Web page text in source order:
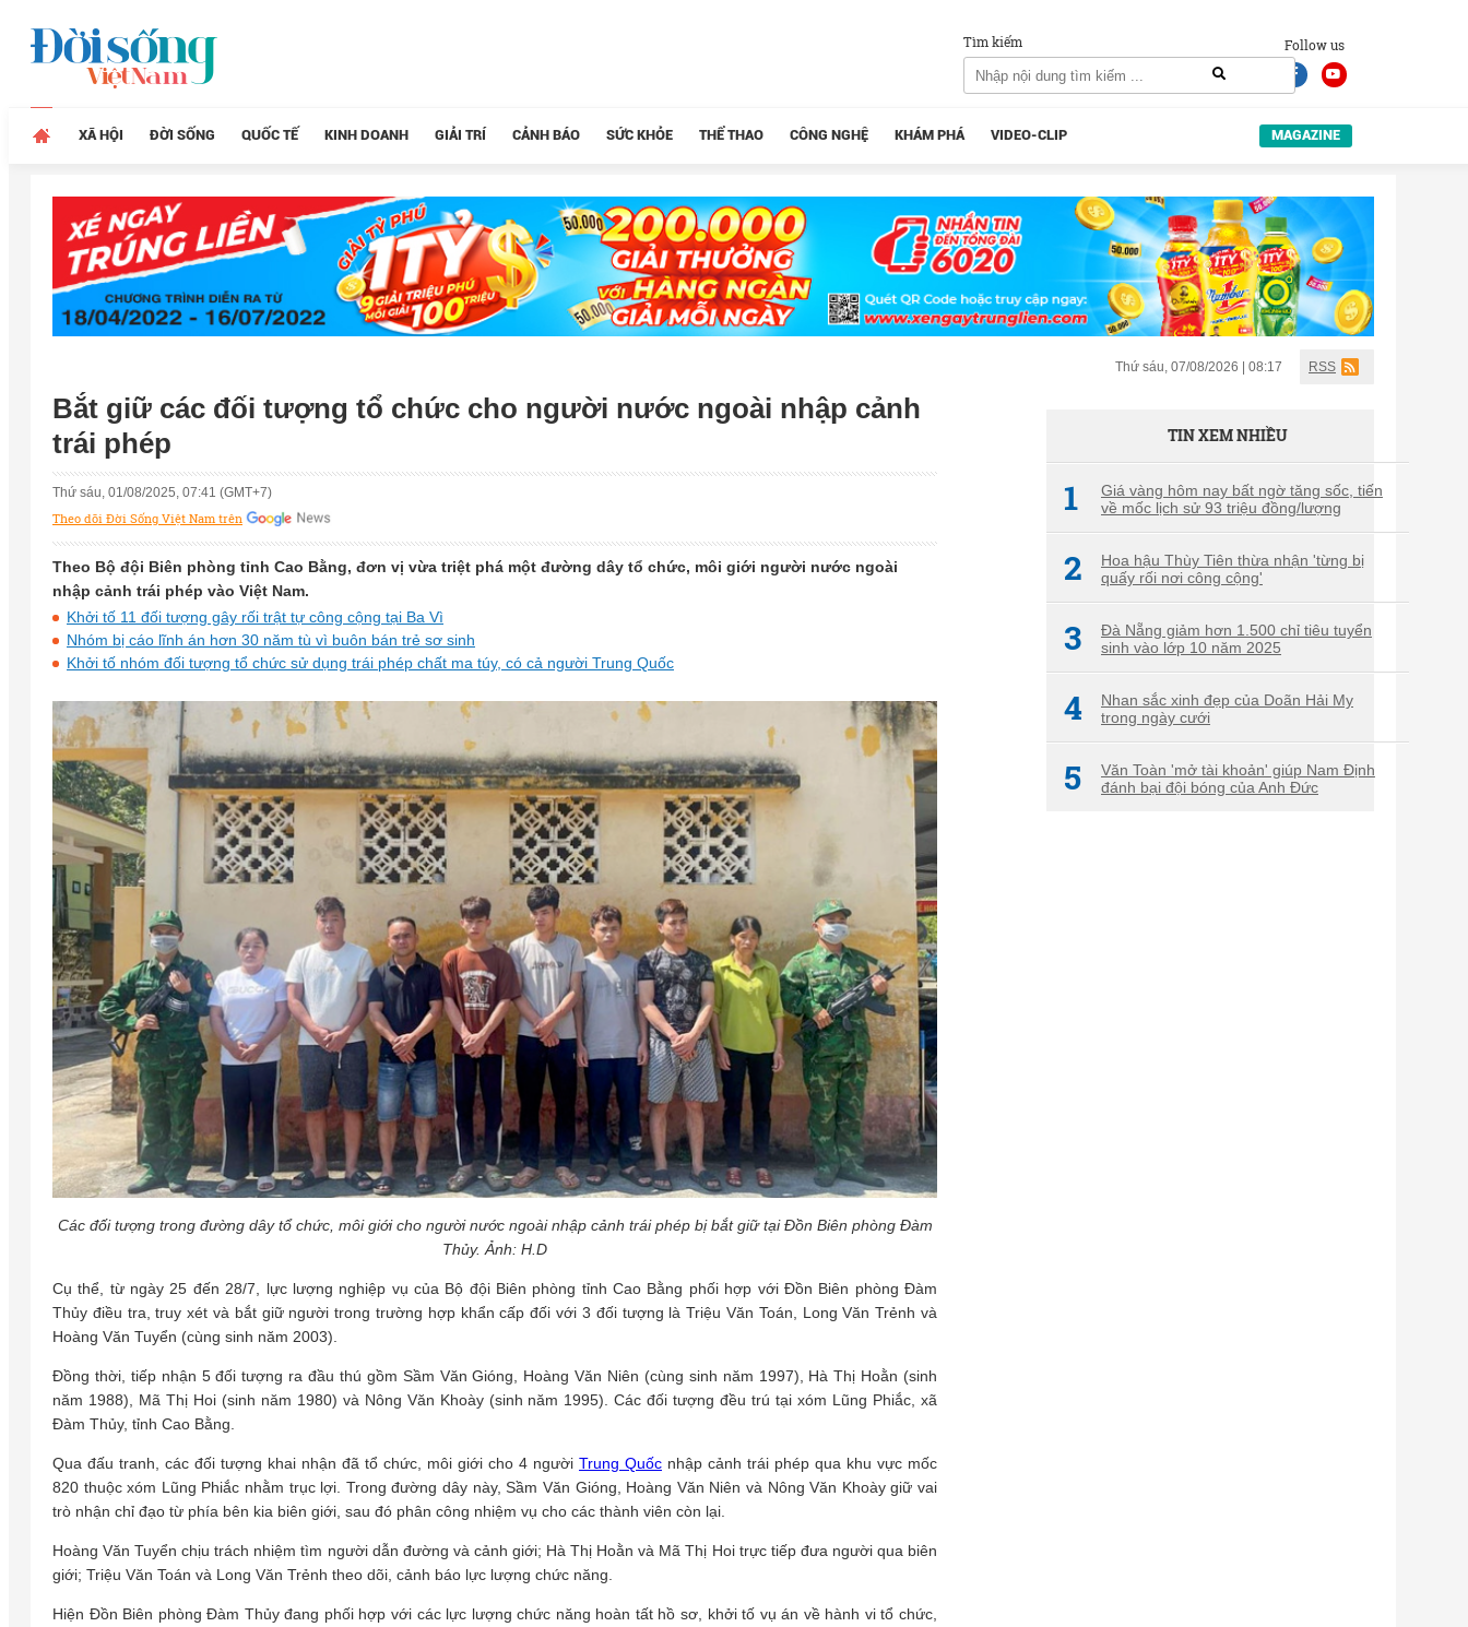
Follow us
Tìm kiếm
XÃ HỘI ĐỜI SỐNG QUỐC TẾ KINH DOANH GIẢI TRÍ CẢNH BÁO SỨC KHỎE THỂ THAO CÔNG NGHỆ KHÁM PHÁ VIDEO-CLIP MAGAZINE
Thứ sáu, 07/08/2026 | 08:17 RSS
Bắt giữ các đối tượng tổ chức cho người nước ngoài nhập cảnh
trái phép
Thứ sáu, 01/08/2025, 07:41 (GMT+7)
Theo dõi Đời Sống Việt Nam trên
Theo Bộ đội Biên phòng tỉnh Cao Bằng, đơn vị vừa triệt phá một đường dây tổ chức, môi giới người nước ngoài
nhập cảnh trái phép vào Việt Nam.
Khởi tố 11 đối tượng gây rối trật tự công cộng tại Ba Vì
Nhóm bị cáo lĩnh án hơn 30 năm tù vì buôn bán trẻ sơ sinh
Khởi tố nhóm đối tượng tổ chức sử dụng trái phép chất ma túy, có cả người Trung Quốc
Các đối tượng trong đường dây tổ chức, môi giới cho người nước ngoài nhập cảnh trái phép bị bắt giữ tại Đồn Biên phòng Đàm
Thủy. Ảnh: H.D
Cụ thể, từ ngày 25 đến 28/7, lực lượng nghiệp vụ của Bộ đội Biên phòng tỉnh Cao Bằng phối hợp với Đồn Biên phòng Đàm
Thủy điều tra, truy xét và bắt giữ người trong trường hợp khẩn cấp đối với 3 đối tượng là Triệu Văn Toán, Long Văn Trẻnh và
Hoàng Văn Tuyển (cùng sinh năm 2003).
Đồng thời, tiếp nhận 5 đối tượng ra đầu thú gồm Sầm Văn Gióng, Hoàng Văn Niên (cùng sinh năm 1997), Hà Thị Hoằn (sinh
năm 1988), Mã Thị Hoi (sinh năm 1980) và Nông Văn Khoày (sinh năm 1995). Các đối tượng đều trú tại xóm Lũng Phiắc, xã
Đàm Thủy, tỉnh Cao Bằng.
Qua đấu tranh, các đối tượng khai nhận đã tổ chức, môi giới cho 4 người Trung Quốc nhập cảnh trái phép qua khu vực mốc
820 thuộc xóm Lũng Phiắc nhằm trục lợi. Trong đường dây này, Sầm Văn Gióng, Hoàng Văn Niên và Nông Văn Khoày giữ vai
trò nhận chỉ đạo từ phía bên kia biên giới, sau đó phân công nhiệm vụ cho các thành viên còn lại.
Hoàng Văn Tuyển chịu trách nhiệm tìm người dẫn đường và cảnh giới; Hà Thị Hoằn và Mã Thị Hoi trực tiếp đưa người qua biên
giới; Triệu Văn Toán và Long Văn Trẻnh theo dõi, cảnh báo lực lượng chức năng.
Hiện Đồn Biên phòng Đàm Thủy đang phối hợp với các lực lượng chức năng hoàn tất hồ sơ, khởi tố vụ án về hành vi tổ chức,
TIN XEM NHIỀU
1
Giá vàng hôm nay bất ngờ tăng sốc, tiến
về mốc lịch sử 93 triệu đồng/lượng
2
Hoa hậu Thùy Tiên thừa nhận 'từng bị
quấy rối nơi công cộng'
3
Đà Nẵng giảm hơn 1.500 chỉ tiêu tuyển
sinh vào lớp 10 năm 2025
4
Nhan sắc xinh đẹp của Doãn Hải My
trong ngày cưới
5
Văn Toàn 'mở tài khoản' giúp Nam Định
đánh bại đội bóng của Anh Đức